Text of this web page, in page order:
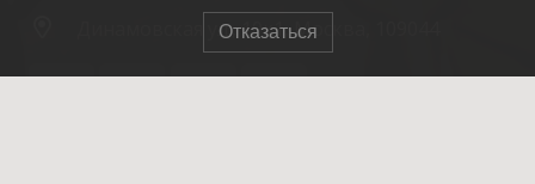
Динамовская ул., 10к1, Москва, 109044
Отказаться